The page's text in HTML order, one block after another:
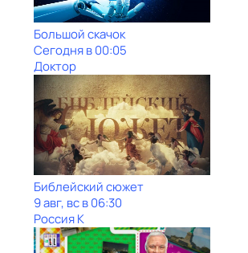
Большой скачок
Сегодня в 00:05
Доктор
Библейский сюжет
9 авг, вс в 06:30
Россия К